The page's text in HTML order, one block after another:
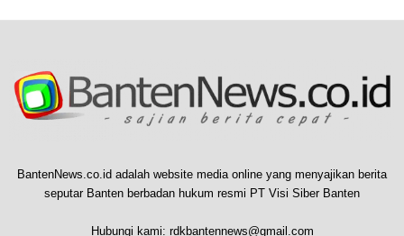
BantenNews.co.id adalah website media online yang menyajikan berita
seputar Banten berbadan hukum resmi PT Visi Siber Banten
Hubungi kami: rdkbantennews@gmail.com